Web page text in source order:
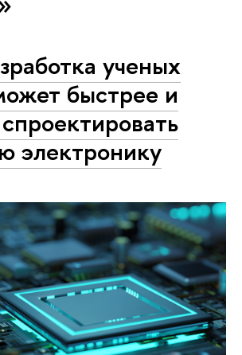
ученых
быстрее и
электронику